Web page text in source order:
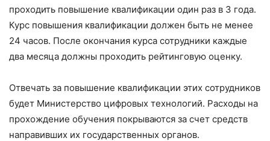
проходить повышение квалификации один раз в 3 года.
Курс повышения квалификации должен быть не менее
24 часов. После окончания курса сотрудники каждые
два месяца должны проходить рейтинговую оценку.
Отвечать за повышение квалификации этих сотрудников
будет Министерство цифровых технологий. Расходы на
прохождение обучения покрываются за счет средств
направивших их государственных органов.